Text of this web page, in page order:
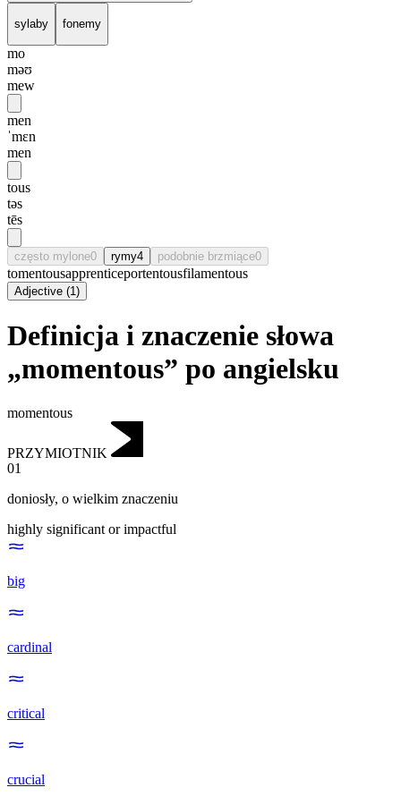
sylaby fonemy
mo
məʊ
mew
men
ˈmɛn
men
tous
təs
tēs
często mylone0 rymy4 podobnie brzmiące0
tomentousapprenticeportentousfilamentous
Adjective (1)
Definicja i znaczenie słowa
„momentous” po angielsku
momentous
PRZYMIOTNIK
01
doniosły, o wielkim znaczeniu
highly significant or impactful
big
cardinal
critical
crucial